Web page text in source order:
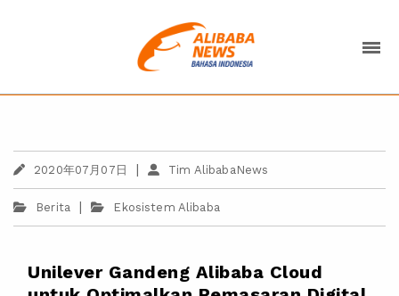
2020年07月07日 | Tim AlibabaNews
Berita | Ekosistem Alibaba
Unilever Gandeng Alibaba Cloud